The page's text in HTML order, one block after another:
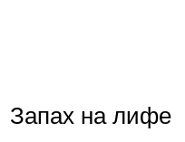
Запах на лифе